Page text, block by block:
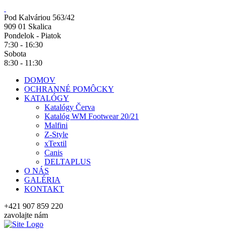
Pod Kalváriou 563/42
909 01 Skalica
Pondelok - Piatok
7:30 - 16:30
Sobota
8:30 - 11:30
DOMOV
OCHRANNÉ POMÔCKY
KATALÓGY
Katalógy Červa
Katalóg WM Footwear 20/21
Malfini
Z-Style
xTextil
Canis
DELTAPLUS
O NÁS
GALÉRIA
KONTAKT
+421 907 859 220
zavolajte nám